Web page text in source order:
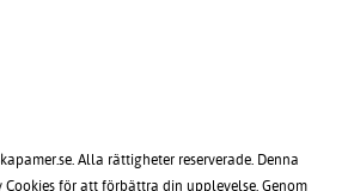
Alla rättigheter reserverade. Denna
Cookies för att förbättra din upplevelse. Genom